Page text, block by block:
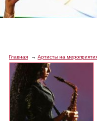
Главная Артисты на